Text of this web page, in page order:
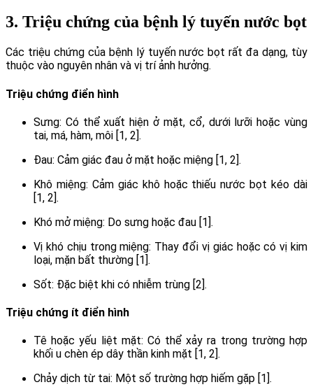
3. Triệu chứng của bệnh lý tuyến nước bọt
Các triệu chứng của bệnh lý tuyến nước bọt rất đa dạng, tùy
thuộc vào nguyên nhân và vị trí ảnh hưởng.
Triệu chứng điển hình
Sưng: Có thể xuất hiện ở mặt, cổ, dưới lưỡi hoặc vùng
tai, má, hàm, môi [1, 2].
Đau: Cảm giác đau ở mặt hoặc miệng [1, 2].
Khô miệng: Cảm giác khô hoặc thiếu nước bọt kéo dài
[1, 2].
Khó mở miệng: Do sưng hoặc đau [1].
Vị khó chịu trong miệng: Thay đổi vị giác hoặc có vị kim
loại, mặn bất thường [1].
Sốt: Đặc biệt khi có nhiễm trùng [2].
Triệu chứng ít điển hình
Tê hoặc yếu liệt mặt: Có thể xảy ra trong trường hợp
khối u chèn ép dây thần kinh mặt [1, 2].
Chảy dịch từ tai: Một số trường hợp hiếm gặp [1].